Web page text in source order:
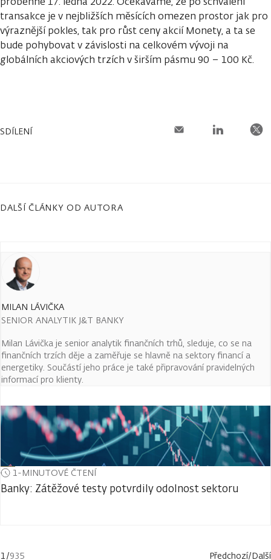
transakce je v nejbližších měsících omezen prostor jak pro
výraznější pokles, tak pro růst ceny akcií Monety, a ta se
bude pohybovat v závislosti na celkovém vývoji na
globálních akciových trzích v širším pásmu 90 – 100 Kč.
SDÍLENÍ
DALŠÍ ČLÁNKY OD AUTORA
MILAN LÁVIČKA
SENIOR ANALYTIK J&T BANKY
Milan Lávička je senior analytik finančních trhů, sleduje, co se na
finančních trzích děje a zaměřuje se hlavně na sektory financí a
energetiky. Součástí jeho práce je také připravování pravidelných
informací pro klienty.
1-MINUTOVÉ ČTENÍ
Banky: Zátěžové testy potvrdily odolnost sektoru
1/935 Předchozí/Další